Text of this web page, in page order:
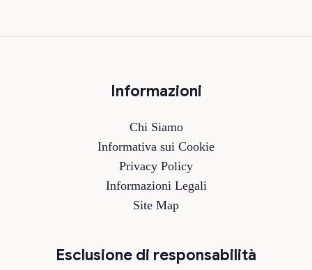
Informazioni
Chi Siamo
Informativa sui Cookie
Privacy Policy
Informazioni Legali
Site Map
Esclusione di responsabilità